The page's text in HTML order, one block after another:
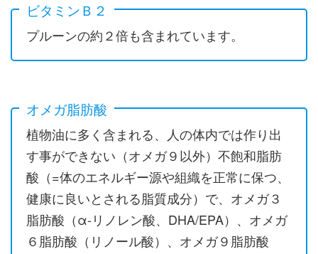
ビタミンＢ２
プルーンの約２倍も含まれています。
オメガ脂肪酸
植物油に多く含まれる、人の体内では作り出
す事ができない（オメガ９以外）不飽和脂肪
酸（=体のエネルギー源や組織を正常に保つ、
健康に良いとされる脂質成分）で、オメガ３
脂肪酸（α-リノレン酸、DHA/EPA）、オメガ
６脂肪酸（リノール酸）、オメガ９脂肪酸